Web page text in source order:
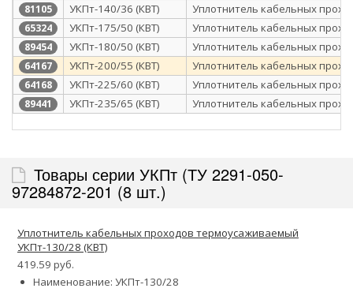
81105 УКПт-140/36 (КВТ) Уплотнитель кабельных
65324 УКПт-175/50 (КВТ) Уплотнитель кабельных
89454 УКПт-180/50 (КВТ) Уплотнитель кабельных
64167 УКПт-200/55 (КВТ) Уплотнитель кабельных
64168 УКПт-225/60 (КВТ) Уплотнитель кабельных
89441 УКПт-235/65 (КВТ) Уплотнитель кабельных
Товары серии УКПт (ТУ 2291-050-
97284872-201 (8 шт.)
Уплотнитель кабельных проходов термоусаживаемый
УКПт-130/28 (КВТ)
419.59 руб.
Наименование: УКПт-130/28